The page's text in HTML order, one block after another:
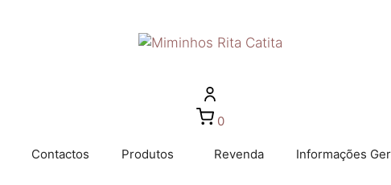
0
Contactos Produtos Revenda Informações